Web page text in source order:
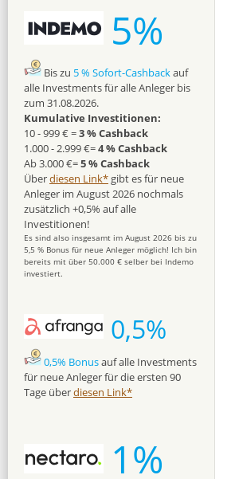
5%
Bis zu 5 % Sofort-Cashbackauf
alle Investments für alle Anleger bis
zum 31.08.2026.
Kumulative Investitionen:
10 - 999 € =3 % Cashback
1.000 - 2.999 €=4 % Cashback
Ab 3.000 €=5 % Cashback
Überdiesen Link* gibt es für neue
Anleger im August 2026 nochmals
zusätzlich +0,5% auf alle
Investitionen!
Es sind also insgesamt im August 2026 bis zu
5,5 % Bonus für neue Anleger möglich! Ich bin
bereits mit über 50.000 € selber bei Indemo
investiert.
0,5%
0,5% Bonusauf alle Investments
für neue Anleger für die ersten 90
Tage überdiesen Link*
1%